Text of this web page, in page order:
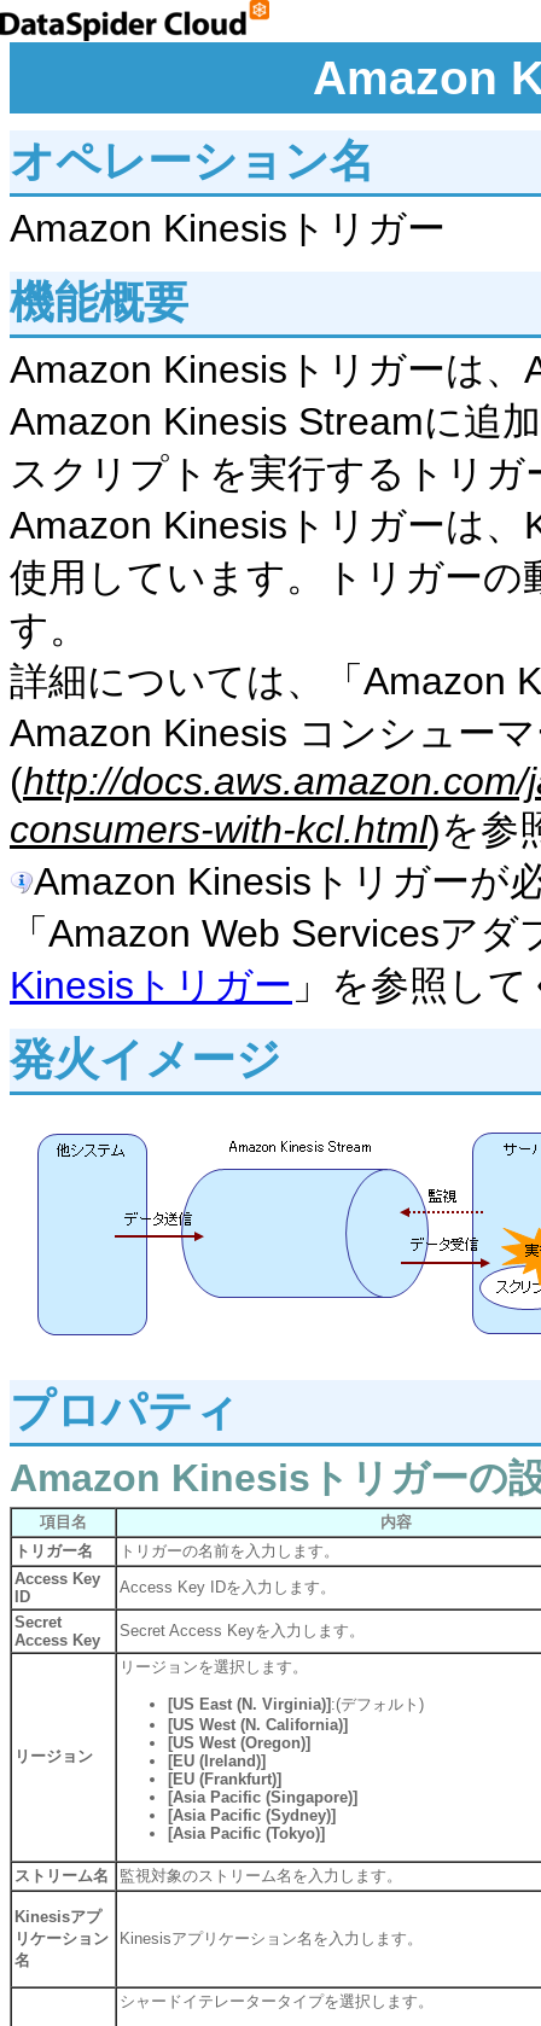
Amazon
オペレーション名
Amazon Kinesisトリガー
機能概要
Amazon Kinesisトリガーは
Amazon Kinesis Streamに追
スクリプトを実行するトリガ
Amazon Kinesisトリガーは
使用しています。トリガーの
す。
詳細については、「Amazon
Amazon Kinesis コンシュー
(http://
consumers-with-kcl.html)を参
Amazon Kinesisトリガーが
「Amazon Web Servicesア
Kinesisトリガー 」を参照し
発火イメージ
プロパティ
Amazon Kinesisトリガーの
項目名
内容
トリガー名
トリガーの名前を入力します。
Access Key
ID
Access Key IDを入力します。
Secret
Access Key
Secret Access Keyを入力します。
リージョン
リージョンを選択します。
[US East (N. Virginia)] :(デフォルト)
[US West (N. California)]
[US West (Oregon)]
[EU (Ireland)]
[EU (Frankfurt)]
[Asia Pacific (Singapore)]
[Asia Pacific (Sydney)]
[Asia Pacific (Tokyo)]
ストリーム名 監視対象のストリーム名を入力します。
Kinesisアプ
リケーション
名
Kinesisアプリケーション名を入力します。
シャードイテレータータイプを選択します。